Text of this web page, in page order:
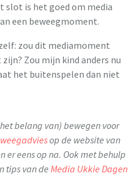
slot is het goed om media
een beweegmoment.
zou dit mediamoment
Zou mijn kind anders nu
het buitenspelen dan niet
belang van) bewegen voor
op de website van
er eens op na. Ook met behulp
tips van deMedia Ukkie Dagen